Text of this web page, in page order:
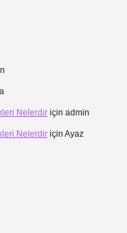
Nelerdir için admin
Nelerdir için Ayaz